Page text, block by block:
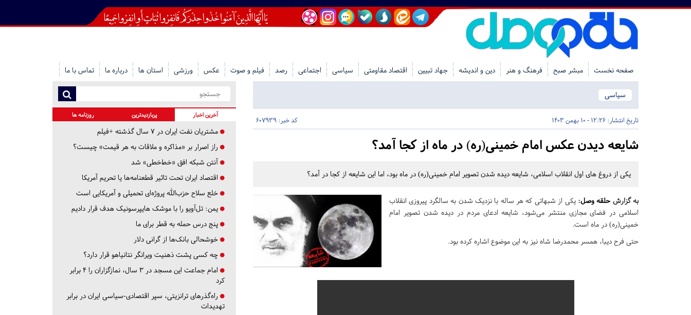
صفحه نخست مبشر صبح فرهنگ و هنر دین و اندیشه جهاد تبیین اقتصاد مقاومتی سیاسی اجتماعی رصد فیلم و صوت عکس ورزشی استان ها درباره ما تماس با ما
سیاسی
تاریخ انتشار: 12:26 - 10 بهمن 1403 کد خبر: 607939
شایعه دیدن عکس امام خمینی(ره) در ماه از کجا آمد؟
یکی از دروغ های اول انقلاب اسلامی، شایعه دیده شدن تصویر امام خمینی(ره) در ماه بود، اما این شایعه از کجا در آمد؟
به گزارش حلقه وصل: یکی از شبهاتی که هر ساله با نزدیک شدن به سالگرد پیروزی انقلاب
اسلامی در فضای مجازی منتشر می‌شود، شایعه ادعای مردم در دیده شدن تصویر امام
خمینی(ره) در ماه است.
حتی فرح دیبا، همسر محمدرضا شاه نیز به این موضوع اشاره کرده بود.
آخرین اخبار پربازدیدترین روزنامه ها
مشتریان نفت ایران در ۷ سال گذشته +فیلم
راز اصرار بر «مذاکره و ملاقات به هر قیمت» چیست؟
آنتن شبکه افق «خط‌خطی» شد
اقتصاد ایران تحت تاثیر قطعنامه‌ها یا تحریم‌ آمریکا
خلع سلاح حزب‌الله پروژه‌ای تحمیلی و آمریکایی است
یمن: تل‌آویو را با موشک هایپرسونیک هدف قرار دادیم
پنج درس‌ حمله به قطر برای ما
خوشحالی بانک‌ها از گرانی دلار
چه کسی پشت ذهنیت ویرانگر نتانیاهو قرار دارد؟
امام جماعت این مسجد در ۳ سال، نمازگزاران را ۴ برابر
کرد
راه‌گذرهای ترانزیتی، سپر اقتصادی-سیاسی ایران در برابر
تهدیدات